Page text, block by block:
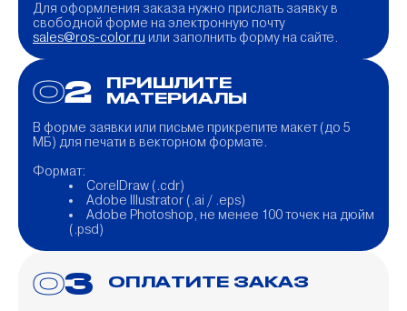
Для оформления заказа нужно прислать заявку в
свободной форме на электронную почту
sales@ros-color.ru или заполнить форму на сайте.
2 ПРИШЛИТЕ
МАТЕРИАЛЫ
В форме заявки или письме прикрепите макет (до 5
МБ) для печати в векторном формате.
Формат:
CorelDraw (.cdr)
Adobe Illustrator (.ai / .eps)
Adobe Photoshop, не менее 100 точек на дюйм
(.psd)
3 ОПЛАТИТЕ ЗАКАЗ